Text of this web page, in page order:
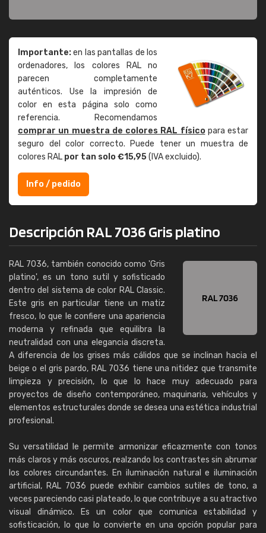
Importante:en las pantallas de los
ordenadores, los colores RAL no
parecen completamente
auténticos. Use la impresión de
color en esta página solo como
referencia. Recomendamos
comprar un muestra de colores RAL físicopara estar
seguro del color correcto. Puede tener un muestra de
colores RAL por tan solo €15,95(IVA excluido).
Info / pedido
Descripción RAL 7036 Gris platino
RAL 7036, también conocido como 'Gris
platino', es un tono sutil y sofisticado
dentro del sistema de color RAL Classic.
Este gris en particular tiene un matiz
fresco, lo que le confiere una apariencia
moderna y refinada que equilibra la
neutralidad con una elegancia discreta.
A diferencia de los grises más cálidos que se inclinan hacia el
beige o el gris pardo, RAL 7036 tiene una nitidez que transmite
limpieza y precisión, lo que lo hace muy adecuado para
proyectos de diseño contemporáneo, maquinaria, vehículos y
elementos estructurales donde se desea una estética industrial
profesional.
Su versatilidad le permite armonizar eficazmente con tonos
más claros y más oscuros, realzando los contrastes sin abrumar
los colores circundantes. En iluminación natural e iluminación
artificial, RAL 7036 puede exhibir cambios sutiles de tono, a
veces pareciendo casi plateado, lo que contribuye a su atractivo
visual dinámico. Es un color que comunica estabilidad y
sofisticación, lo que lo convierte en una opción popular para